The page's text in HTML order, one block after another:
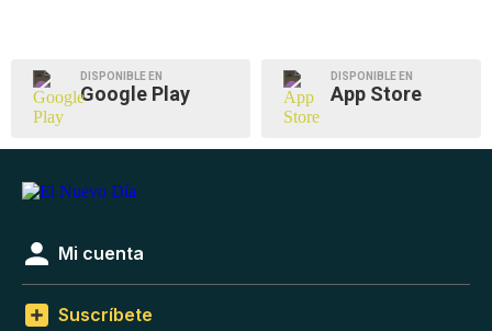
DISPONIBLE EN
Google Play
DISPONIBLE EN
App Store
Mi cuenta
Suscríbete